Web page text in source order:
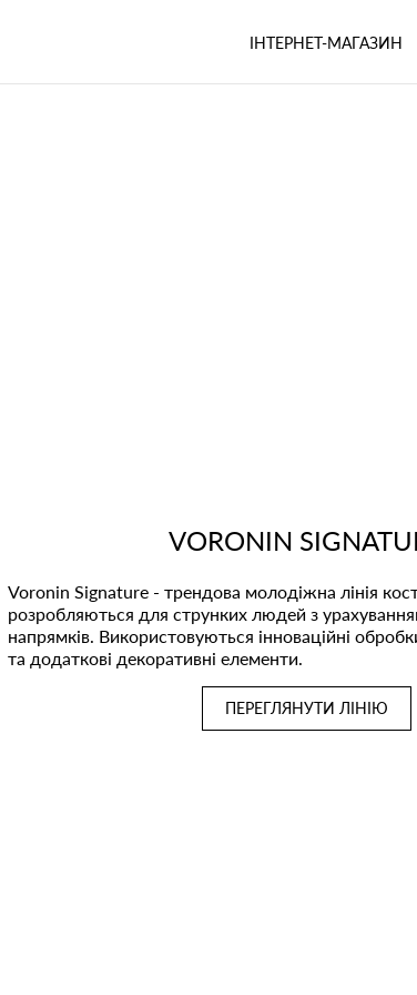
ІНТЕРНЕТ-МАГАЗИН
VORONIN
Voronin Signature - трендова молодіжна лінія
розробляються для струнких людей з
напрямків. Використовуються інноваційні
та додаткові декоративні елементи.
ПЕРЕГЛЯНУТИ ЛІНІЮ